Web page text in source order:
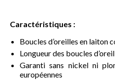
Contact
Caractéristiques :
Boucles d’oreilles en laiton
Longueur des boucles
Garanti sans nickel ni
européennes